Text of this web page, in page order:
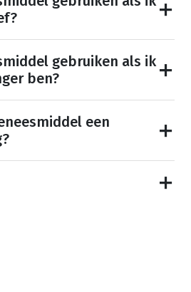
gebruiken als ik
ben?
een